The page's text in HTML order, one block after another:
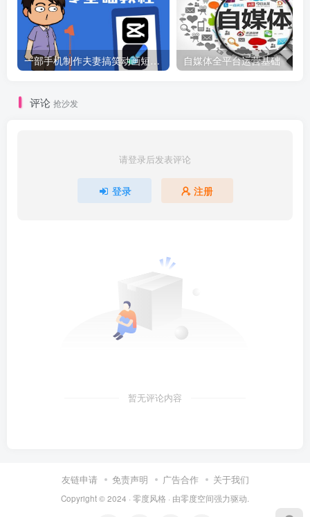
一部手机制作夫妻搞笑动画短视频教程，零基础也能快速上手 自媒体全平台运营基础
评论 抢沙发
请登录后发表评论
登录 注册
暂无评论内容
友链申请 免责声明 广告合作 关于我们
Copyright © 2024 · 零度风格 · 由零度空间强力驱动.